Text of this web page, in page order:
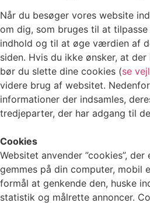
Når du besøger vores website
om dig, som bruges til at
indhold og til at øge værdien af
siden. Hvis du ikke ønsker, at
bør du slette dine cookies (se
videre brug af websitet.
informationer der indsamles,
tredjeparter, der har adgang til
Cookies
Websitet anvender ”cookies”,
gemmes på din computer, mobil
formål at genkende den, huske
statistik og målrette annoncer.